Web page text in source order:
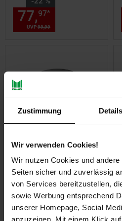
Zustimmung Details
Wir verwenden Cookies!
Wir nutzen Cookies und
Seiten sicher und zuverlässig
von Services bereitzustellen,
sowie Werbung entsprechend
unserer Homepage, Social
anzuzeigen. Mit einem Klick
UVP99,99
77,97* Aktueller
Spotrondell 3flg
eisen/weiß | 3x D45, E14,
40W, geeignet für
Tropfenlampen (nicht
enthalten) | Köpfe
-17 %
Sie Sparen 17 Prozent,
45